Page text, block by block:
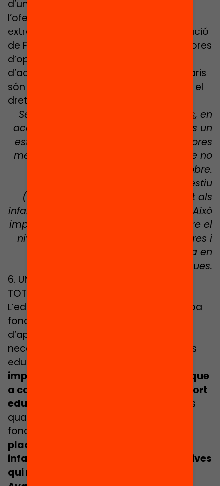
d’un mateix territori per diversificar-ne
l’oferta, beques per accedir a
extraescolars, suport a les AFA (Associació
de Famílies d’Alumnes) com a generadores
d’oportunitats, i obrir i enriquir l’oferta
d’activitats dels equipaments comunitaris
són algunes polítiques que garanteixen el
dret a l’educació.
Segons el projecte
Expanded Schools, en
acabar l’educació primària als 12 anys un
estudiant pobre ha acumulat 6.000 hores
menys d’aprenentatge que un alumne no
pobre.
La pèrdua d’aprenentatges a l’estiu
(summer loss) afecta principalment als
infants i adolescents més vulnerables. Això
implica fins a 3 anys de diferència entre el
nivell d’aprenentatge d’alumnes pobres i
rics al final de l’educació primària en
llengua i matemàtiques.
6. UNA EDUCACIÓ 0-3 DE QUALITAT PER A
TOTHOM
L’educació dels 0 als 3 anys és una etapa
fonamental per a l’adquisició
d’aprenentatges i competències
necessàries per a la vida i per al progrés
educatiu dels infants.
important per a aquells nens i nenes que
a casa no poden comptar amb el suport
educatiu de les seves famílies
i per als
quals l’escola bressol esdevé un recurs
fonamental. Però,
places fa que siguin precisament els
infants amb més necessitats educatives
qui menys hi accedeixi.